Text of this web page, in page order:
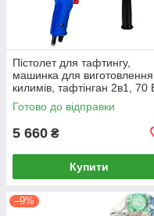
Пістолет для тафтингу,
машинка для виготовлення
килимів, тафтінган 2в1, 70
220 В
Готово до відправки
5 660 ₴
Купити
–9%